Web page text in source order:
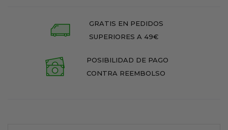
GRATIS EN PEDIDOS
SUPERIORES A 49€
POSIBILIDAD DE PAGO
CONTRA REEMBOLSO